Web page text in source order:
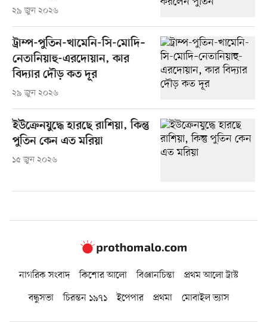
২৯ জুন ২০২৬
ট্রাম্প-পুতিন-খামেনি-সি-মোদি–
নেতানিয়াহু-এরদোয়ান, কার
বিদ্যার দৌড় কত দূর
২৯ জুন ২০২৬
ইউক্রেনযুদ্ধে হারছে রাশিয়া, কিন্তু
পুতিন কেন এত মরিয়া
১৫ জুন ২০২৬
নাগরিক সংবাদ কিশোর আলো বিজ্ঞানচিন্তা
প্রথম আলো ট্রাস্ট
বন্ধুসভা
চিরন্তন ১৯৭১ ইপেপার প্রথমা মোবাইল ভ্যাস